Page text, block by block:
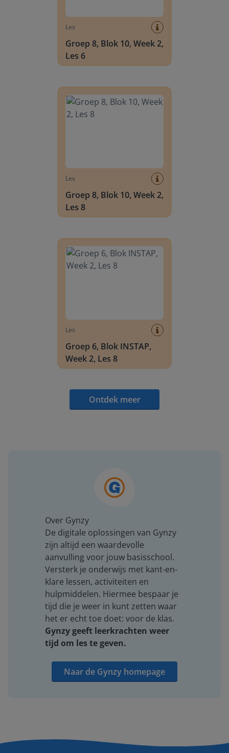
Les
Groep 8, Blok 10, Week 2,
Les 6
Les
Groep 8, Blok 10, Week 2,
Les 8
Les
Groep 6, Blok INSTAP,
Week 2, Les 8
Ontdek meer
Over Gynzy
De digitale oplossingen van Gynzy
zijn altijd een waardevolle
aanvulling voor jouw basisschool.
Versterk je onderwijs met kant-en-
klare lessen, activiteiten en
hulpmiddelen. Hiermee bespaar je
tijd die je weer in kunt zetten waar
het er echt toe doet: voor de klas.
Gynzy geeft leerkrachten weer
tijd om les te geven.
Naar de Gynzy homepage